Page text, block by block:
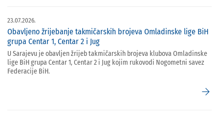
23.07.2026.
Obavljeno žrijebanje takmičarskih brojeva Omladinske lige BiH
grupa Centar 1, Centar 2 i Jug
U Sarajevu je obavljen žrijeb takmičarskih brojeva klubova Omladinske
lige BiH grupa Centar 1, Centar 2 i Jug kojim rukovodi Nogometni savez
Federacije BiH.
arrow_forward